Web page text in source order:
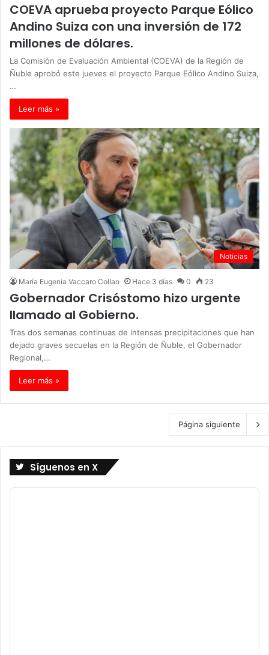
COEVA aprueba proyecto Parque Eólico
Andino Suiza con una inversión de 172
millones de dólares.
La Comisión de Evaluación Ambiental (COEVA) de la Región de
Ñuble aprobó este jueves el proyecto Parque Eólico Andino Suiza,
…
Leer más »
Noticias
María Eugenia Vaccaro Collao Hace 3 días 0 23
Gobernador Crisóstomo hizo urgente
llamado al Gobierno.
Tras dos semanas continuas de intensas precipitaciones que han
dejado graves secuelas en la Región de Ñuble, el Gobernador
Regional,…
Leer más »
Página siguiente
Síguenos en X